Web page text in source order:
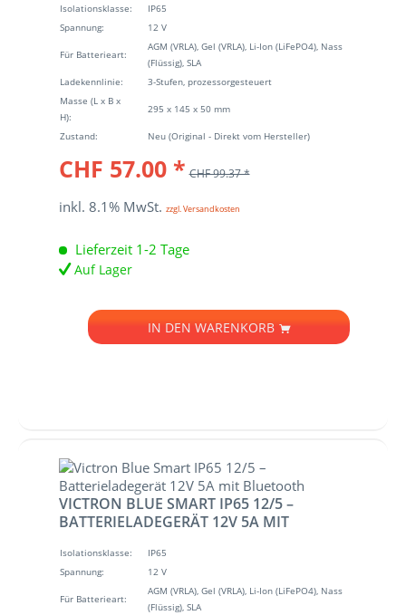
Isolationsklasse:
IP65
Spannung:
12 V
Für Batterieart:
AGM (VRLA), Gel (VRLA), Li-Ion (LiFePO4), Nass
(Flüssig), SLA
Ladekennlinie:
3-Stufen, prozessorgesteuert
Masse (L x B x
H):
295 x 145 x 50 mm
Zustand: Neu (Original - Direkt vom Hersteller)
CHF 57.00 * CHF 99.37 *
inkl. 8.1% MwSt. zzgl. Versandkosten
Lieferzeit 1-2 Tage
Auf Lager
IN DEN WARENKORB
VICTRON BLUE SMART IP65 12/5 –
BATTERIELADEGERÄT 12V 5A MIT
Isolationsklasse:
IP65
Spannung:
12 V
Für Batterieart:
AGM (VRLA), Gel (VRLA), Li-Ion (LiFePO4), Nass
(Flüssig), SLA